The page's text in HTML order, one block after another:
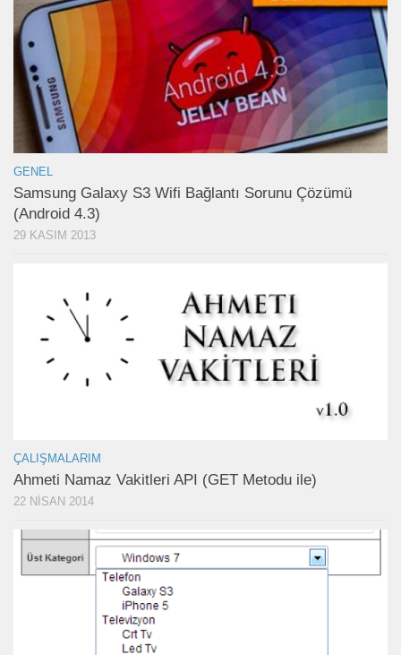
GENEL
Samsung Galaxy S3 Wifi Bağlantı Sorunu Çözümü
(Android 4.3)
29 KASIM 2013
ÇALIŞMALARIM
Ahmeti Namaz Vakitleri API (GET Metodu ile)
22 NISAN 2014